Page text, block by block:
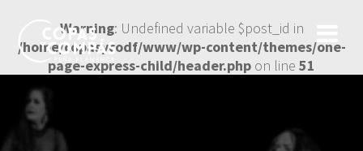
Warning: Undefined variable $post_id in
/home/copasycodf/www/wp-content/themes/one-
page-express-child/header.php on line 51